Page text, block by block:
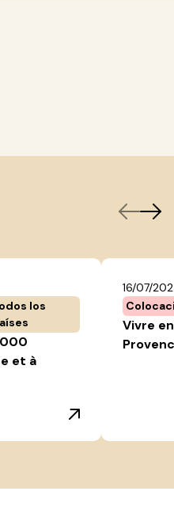
los
000
et à
16/07/
Vivre